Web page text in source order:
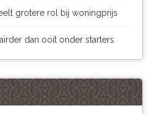
grotere rol bij woningprijs
dan ooit onder starters